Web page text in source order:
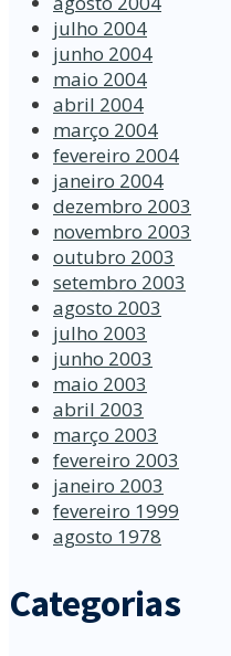
julho 2004
junho 2004
maio 2004
abril 2004
março 2004
fevereiro 2004
janeiro 2004
dezembro 2003
novembro 2003
outubro 2003
setembro 2003
agosto 2003
julho 2003
junho 2003
maio 2003
abril 2003
março 2003
fevereiro 2003
janeiro 2003
fevereiro 1999
agosto 1978
Categorias